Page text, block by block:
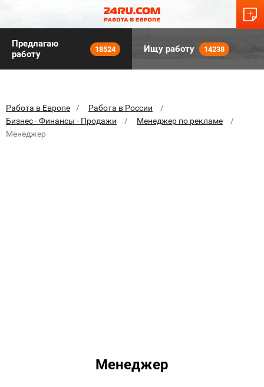
Предлагаю
работу
18524 Ищу работу 14238
Работа в Европе
Работа в России
Бизнес - Финансы - Продажи
Менеджер по рекламе
Менеджер
Менеджер